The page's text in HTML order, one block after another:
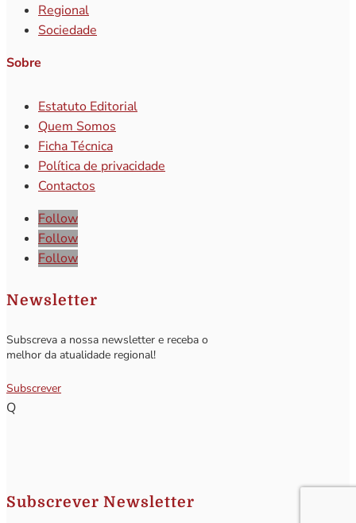
Regional
Sociedade
Sobre
Estatuto Editorial
Quem Somos
Ficha Técnica
Política de privacidade
Contactos
Follow
Follow
Follow
Newsletter
Subscreva a nossa newsletter e receba o
melhor da atualidade regional!
Subscrever
Q
Subscrever Newsletter